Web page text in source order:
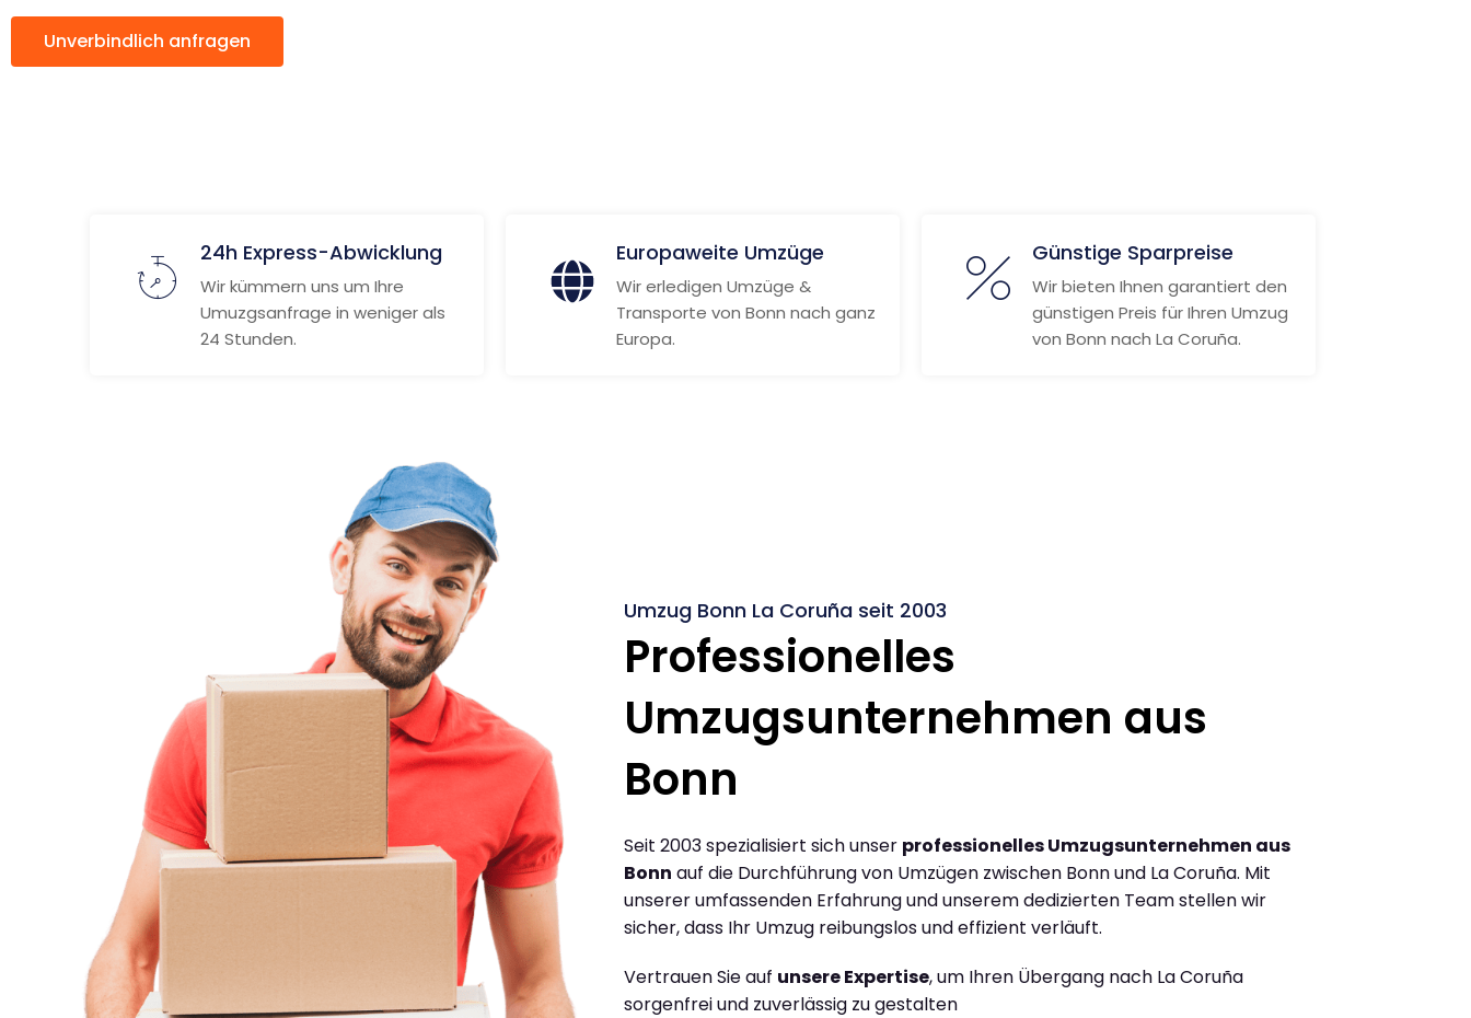
Unverbindlich anfragen
24h Express-Abwicklung
Wir kümmern uns um Ihre
Umuzgsanfrage in weniger als
24 Stunden.
Europaweite Umzüge
Wir erledigen Umzüge &
Transporte von Bonn nach ganz
Europa.
Günstige Sparpreise
Wir bieten Ihnen garantiert den
günstigen Preis für Ihren Umzug
von Bonn nach La Coruña.
Umzug Bonn La Coruña seit 2003
Professionelles
Umzugsunternehmen aus
Bonn
Seit 2003 spezialisiert sich unser professionelles Umzugsunternehmen aus
Bonn auf die Durchführung von Umzügen zwischen Bonn und La Coruña. Mit
unserer umfassenden Erfahrung und unserem dedizierten Team stellen wir
sicher, dass Ihr Umzug reibungslos und effizient verläuft.
Vertrauen Sie auf unsere Expertise, um Ihren Übergang nach La Coruña
sorgenfrei und zuverlässig zu gestalten